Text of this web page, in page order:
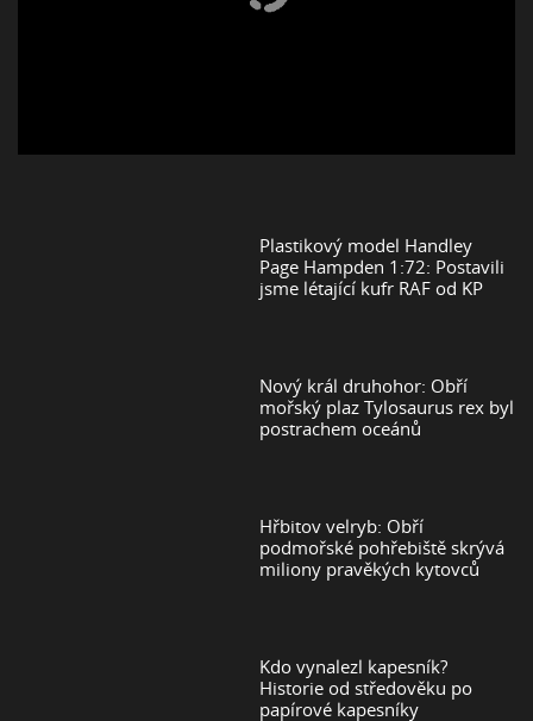
Plastikový model Handley
Page Hampden 1:72: Postavili
jsme létající kufr RAF od KP
Nový král druhohor: Obří
mořský plaz Tylosaurus rex byl
postrachem oceánů
Hřbitov velryb: Obří
podmořské pohřebiště skrývá
miliony pravěkých kytovců
Kdo vynalezl kapesník?
Historie od středověku po
papírové kapesníky